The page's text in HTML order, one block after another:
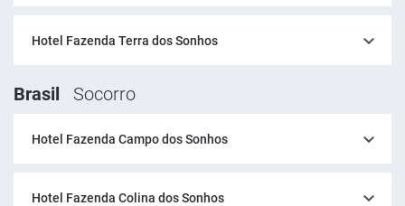
Hotel Fazenda Terra dos Sonhos
Brasil Socorro
Hotel Fazenda Campo dos Sonhos
Hotel Fazenda Colina dos Sonhos